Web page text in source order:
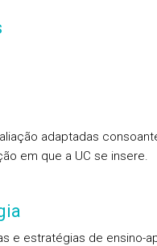
adaptadas
em que a UC se insere.
e estratégias de ensino-